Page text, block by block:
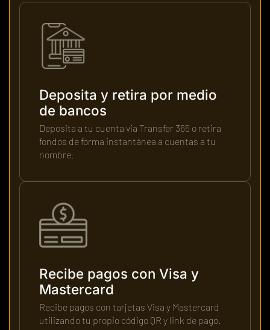
Deposita y retira por medio
de bancos
Deposita a tu cuenta via Transfer 365 o retira
fondos de forma instantánea a cuentas a tu
nombre.
Recibe pagos con Visa y
Mastercard
Recibe pagos con tarjetas Visa y Mastercard
utilizando tu propio código QR y link de pago.